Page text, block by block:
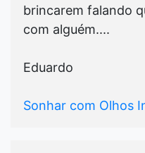
brincarem falando
com alguém....
Eduardo
Sonhar com Olhos